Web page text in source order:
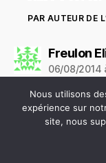
PAR AUTEUR DE
Freulon
06/08/2014
Bonjour
C’est très
beaucoup de
Nous utilisons
expérience sur
site, nous